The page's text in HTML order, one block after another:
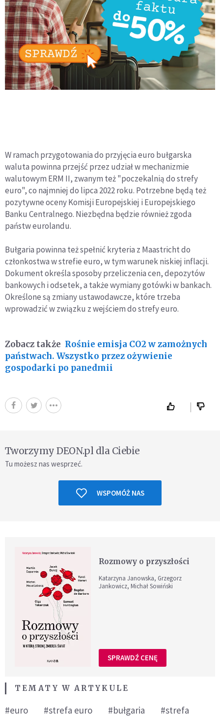
W ramach przygotowania do przyjęcia euro bułgarska
waluta powinna przejść przez udział w mechanizmie
walutowym ERM II, zwanym też "poczekalnią do strefy
euro", co najmniej do lipca 2022 roku. Potrzebne będą też
pozytywne oceny Komisji Europejskiej i Europejskiego
Banku Centralnego. Niezbędna będzie również zgoda
państw eurolandu.
Bułgaria powinna też spełnić kryteria z Maastricht do
członkostwa w strefie euro, w tym warunek niskiej inflacji.
Dokument określa sposoby przeliczenia cen, depozytów
bankowych i odsetek, a także wymiany gotówki w bankach.
Określone są zmiany ustawodawcze, które trzeba
wprowadzić w związku z wejściem do strefy euro.
Zobacz także Rośnie emisja CO2 w zamożnych
państwach. Wszystko przez ożywienie
gospodarki po panedmii
Tworzymy DEON.pl dla Ciebie
Tu możesz nas wesprzeć.
WSPOMÓŻ NAS
Rozmowy o przyszłości
Katarzyna Janowska, Grzegorz
Jankowicz, Michał Sowiński
SPRAWDŹ CENĘ
TEMATY W ARTYKULE
#euro #strefa euro #bułgaria
#strefa